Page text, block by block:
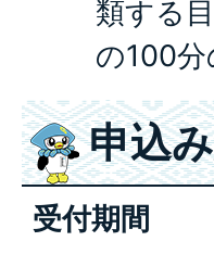
類する
の100
申込
受付期間